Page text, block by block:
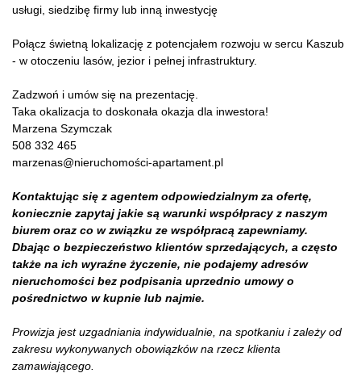
usługi, siedzibę firmy lub inną inwestycję
Połącz świetną lokalizację z potencjałem rozwoju w sercu Kaszub
- w otoczeniu lasów, jezior i pełnej infrastruktury.
Zadzwoń i umów się na prezentację.
Taka okalizacja to doskonała okazja dla inwestora!
Marzena Szymczak
508 332 465
marzenas@nieruchomości-apartament.pl
Kontaktując się z agentem odpowiedzialnym za ofertę,
koniecznie zapytaj jakie są warunki współpracy z naszym
biurem oraz co w związku ze współpracą zapewniamy.
Dbając o bezpieczeństwo klientów sprzedających, a często
także na ich wyraźne życzenie, nie podajemy adresów
nieruchomości bez podpisania uprzednio umowy o
pośrednictwo w kupnie lub najmie.
Prowizja jest uzgadniania indywidualnie, na spotkaniu i zależy od
zakresu wykonywanych obowiązków na rzecz klienta
zamawiającego.